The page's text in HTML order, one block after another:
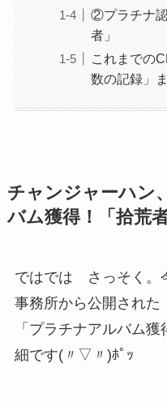
②プラチナ
者」
これまでの
数の記録」
チャンジャーハン
バム獲得！「拾荒
ではでは さっそく。
事務所から公開された
「プラチナアルバム
細です(〃▽〃)ﾎﾟｯ